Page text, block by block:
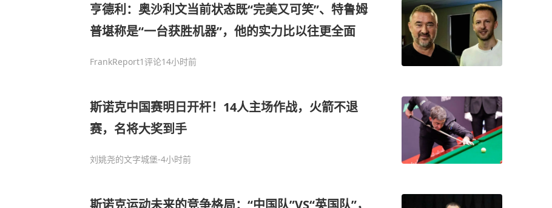
亨德利：奥沙利文当前状态既“完美又可笑”、特鲁姆
普堪称是“一台获胜机器”，他的实力比以往更全面
FrankReport1评论14小时前
斯诺克中国赛明日开杆！14人主场作战，火箭不退
赛，名将大奖到手
刘姚尧的文字城堡-4小时前
斯诺克运动未来的竞争格局：“中国队”VS“英国队”，